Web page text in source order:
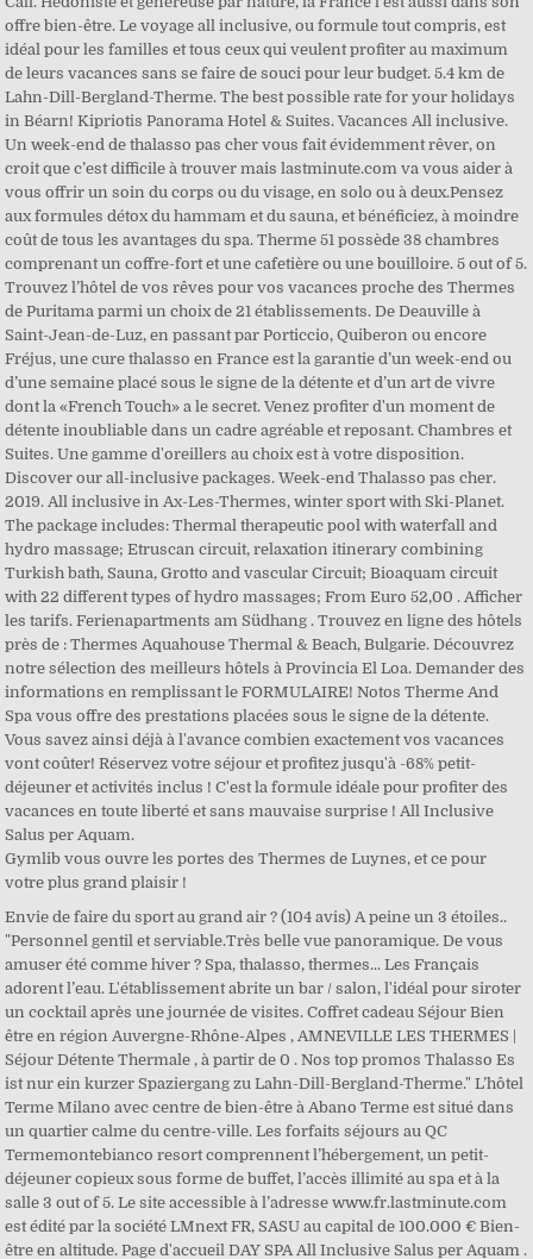
offre bien-être. Le voyage all inclusive, ou formule tout compris, est
idéal pour les familles et tous ceux qui veulent profiter au maximum
de leurs vacances sans se faire de souci pour leur budget. 5.4 km de
Lahn-Dill-Bergland-Therme. The best possible rate for your holidays
in Béarn! Kipriotis Panorama Hotel & Suites. Vacances All inclusive.
Un week-end de thalasso pas cher vous fait évidemment rêver, on
croit que c’est difficile à trouver mais lastminute.com va vous aider à
vous offrir un soin du corps ou du visage, en solo ou à deux.Pensez
aux formules détox du hammam et du sauna, et bénéficiez, à moindre
coût de tous les avantages du spa. Therme 51 possède 38 chambres
comprenant un coffre-fort et une cafetière ou une bouilloire. 5 out of 5.
Trouvez l’hôtel de vos rêves pour vos vacances proche des Thermes
de Puritama parmi un choix de 21 établissements. De Deauville à
Saint-Jean-de-Luz, en passant par Porticcio, Quiberon ou encore
Fréjus, une cure thalasso en France est la garantie d’un week-end ou
d’une semaine placé sous le signe de la détente et d’un art de vivre
dont la «French Touch» a le secret. Venez profiter d'un moment de
détente inoubliable dans un cadre agréable et reposant. Chambres et
Suites. Une gamme d'oreillers au choix est à votre disposition.
Discover our all-inclusive packages. Week-end Thalasso pas cher.
2019. All inclusive in Ax-Les-Thermes, winter sport with Ski-Planet.
The package includes: Thermal therapeutic pool with waterfall and
hydro massage; Etruscan circuit, relaxation itinerary combining
Turkish bath, Sauna, Grotto and vascular Circuit; Bioaquam circuit
with 22 different types of hydro massages; From Euro 52,00 . Afficher
les tarifs. Ferienapartments am Südhang . Trouvez en ligne des hôtels
près de : Thermes Aquahouse Thermal & Beach, Bulgarie. Découvrez
notre sélection des meilleurs hôtels à Provincia El Loa. Demander des
informations en remplissant le FORMULAIRE! Notos Therme And
Spa vous offre des prestations placées sous le signe de la détente.
Vous savez ainsi déjà à l'avance combien exactement vos vacances
vont coûter! Réservez votre séjour et profitez jusqu'à -68% petit-
déjeuner et activités inclus ! C'est la formule idéale pour profiter des
vacances en toute liberté et sans mauvaise surprise ! All Inclusive
Salus per Aquam.
Gymlib vous ouvre les portes des Thermes de Luynes, et ce pour
votre plus grand plaisir !
Envie de faire du sport au grand air ? (104 avis) A peine un 3 étoiles..
"Personnel gentil et serviable.Très belle vue panoramique. De vous
amuser été comme hiver ? Spa, thalasso, thermes... Les Français
adorent l’eau. L'établissement abrite un bar / salon, l'idéal pour siroter
un cocktail après une journée de visites. Coffret cadeau Séjour Bien
être en région Auvergne-Rhône-Alpes , AMNEVILLE LES THERMES |
Séjour Détente Thermale , à partir de 0 . Nos top promos Thalasso Es
ist nur ein kurzer Spaziergang zu Lahn-Dill-Bergland-Therme." L’hôtel
Terme Milano avec centre de bien-être à Abano Terme est situé dans
un quartier calme du centre-ville. Les forfaits séjours au QC
Termemontebianco resort comprennent l’hébergement, un petit-
déjeuner copieux sous forme de buffet, l’accès illimité au spa et à la
salle 3 out of 5. Le site accessible à l’adresse www.fr.lastminute.com
est édité par la société LMnext FR, SASU au capital de 100.000 € Bien-
être en altitude. Page d'accueil DAY SPA All Inclusive Salus per Aquam .